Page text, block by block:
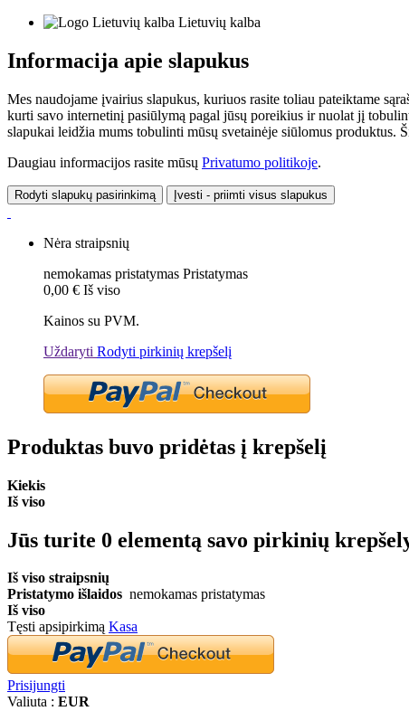
Lietuvių kalba
Informacija apie slapukus
Mes naudojame įvairius slapukus, kuriuos rasite toliau pateiktame
kurti savo internetinį pasiūlymą pagal jūsų poreikius ir nuolat jį
slapukai leidžia mums tobulinti mūsų svetainėje siūlomus produktus.
Daugiau informacijos rasite mūsų Privatumo politikoje.
Rodyti slapukų pasirinkimą Įvesti - priimti visus slapukus
Nėra straipsnių
nemokamas pristatymas Pristatymas
0,00 € Iš viso
Kainos su PVM.
Uždaryti Rodyti pirkinių krepšelį
Produktas buvo pridėtas į krepšelį
Kiekis
Iš viso
Jūs turite 0 elementą savo pirkinių
Iš viso straipsnių
Pristatymo išlaidos nemokamas pristatymas
Iš viso
Tęsti apsipirkimą Kasa
Prisijungti
Valiuta : EUR